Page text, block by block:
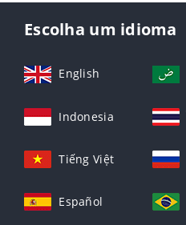
Escolha um idioma
English
Indonesia
Tiếng Việt
Español